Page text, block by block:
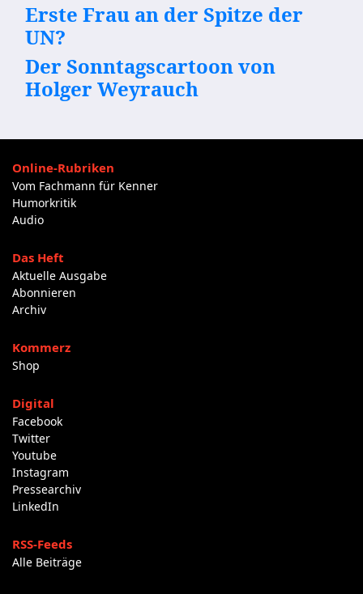
Erste Frau an der Spitze der
UN?
Der Sonntagscartoon von
Holger Weyrauch
Online-Rubriken
Vom Fachmann für Kenner
Humorkritik
Audio
Das Heft
Aktuelle Ausgabe
Abonnieren
Archiv
Kommerz
Shop
Digital
Facebook
Twitter
Youtube
Instagram
Pressearchiv
LinkedIn
RSS-Feeds
Alle Beiträge